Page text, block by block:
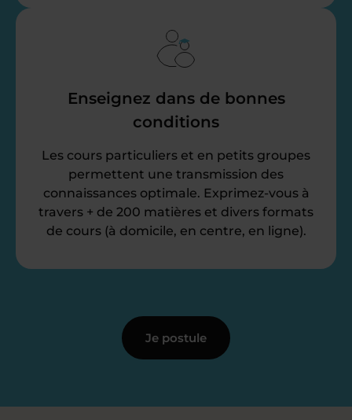
Enseignez dans de bonnes
conditions
Les cours particuliers et en petits groupes
permettent une transmission des
connaissances optimale. Exprimez-vous à
travers + de 200 matières et divers formats
de cours (à domicile, en centre, en ligne).
Je postule